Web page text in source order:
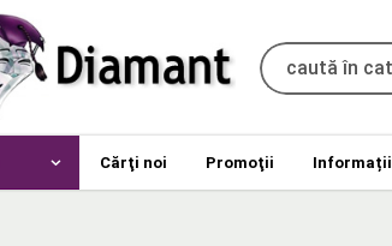
Cărţi noi Promoţii Informații